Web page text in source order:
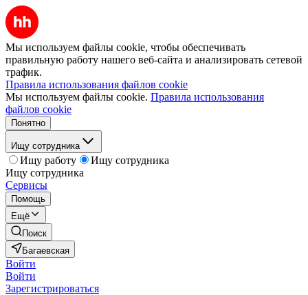
Мы используем файлы cookie, чтобы обеспечивать
правильную работу нашего веб-сайта и анализировать сетевой
трафик.
Правила использования файлов cookie
Мы используем файлы cookie. Правила использования
файлов cookie
Понятно
Ищу сотрудника
Ищу работу
Ищу сотрудника
Ищу сотрудника
Сервисы
Помощь
Ещё
Поиск
Багаевская
Войти
Войти
Зарегистрироваться